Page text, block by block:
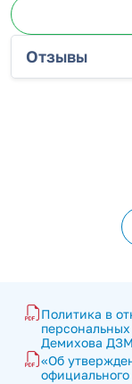
Отзывы
Политика в
Демихова
«Об